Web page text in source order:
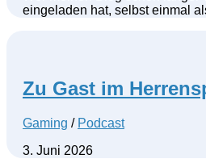
eingeladen hat, selbst einmal
Zu Gast im
Gaming / Podcast
3. Juni 2026